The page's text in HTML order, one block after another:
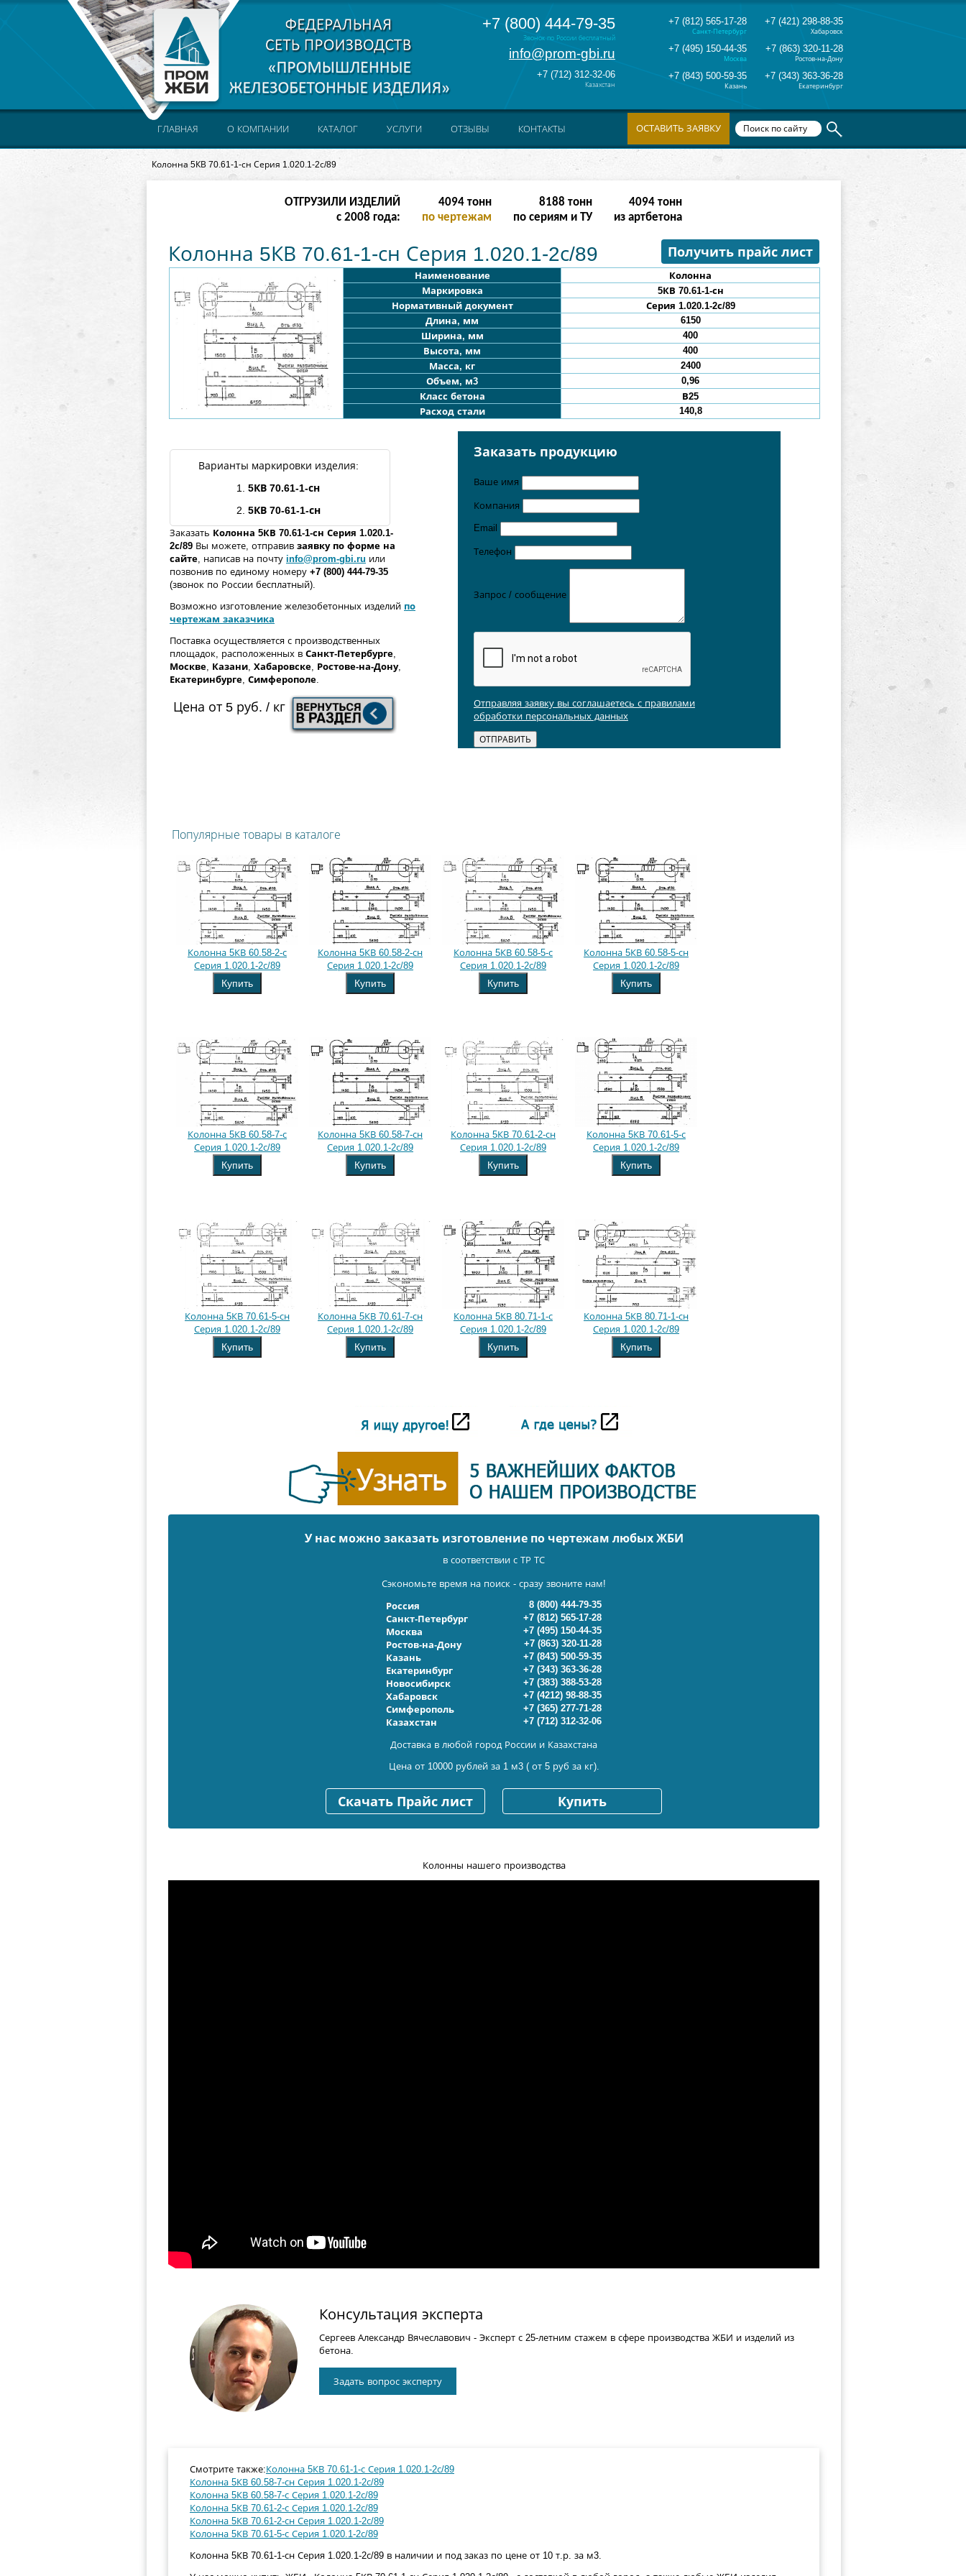
+7 (800) 444-79-35
Звонок по России бесплатный
info@prom-gbi.ru
+7 (712) 312-32-06
Казахстан
+7 (812) 565-17-28
Санкт-Петербург
+7 (421) 298-88-35
Хабаровск
+7 (495) 150-44-35
Москва
+7 (863) 320-11-28
Ростов-на-Дону
+7 (843) 500-59-35
Казань
+7 (343) 363-36-28
Екатеринбург
Колонна 5КВ 70.61-1-сн Серия 1.020.1-2с/89
ГЛАВНАЯ О КОМПАНИИ КАТАЛОГ УСЛУГИ ОТЗЫВЫ КОНТАКТЫ ОСТАВИТЬ ЗАЯВКУ
ОТГРУЗИЛИ ИЗДЕЛИЙ
с 2008 года:
16382тонн
по чертежам
32764 тонн
по сериям и ТУ
16382тонн
из артбетона
Получить прайс лист
Колонна 5КВ 70.61-1-сн Серия 1.020.1-2с/89
Наименование
Колонна
Маркировка
5КВ 70.61-1-сн
Нормативный документ
Серия 1.020.1-2с/89
Длина, мм
6150
Ширина, мм
400
Высота, мм
400
Масса, кг
2400
Объем, м3
0,96
Класс бетона
В25
Расход стали
140,8
Варианты маркировки изделия:
1. 5КВ 70.61-1-сн
2. 5КВ 70-61-1-сн
Заказать Колонна 5КВ 70.61-1-сн Серия 1.020.1-
2с/89 Вы можете, отправив заявку по форме на
сайте, написав на почту info@prom-gbi.ru или
позвонив по единому номеру +7 (800) 444-79-35
(звонок по России бесплатный).
Возможно изготовление железобетонных изделий по
чертежам заказчика
Поставка осуществляется с производственных
площадок, расположенных в Санкт-Петербурге,
Москве, Казани, Хабаровске, Ростове-на-Дону,
Екатеринбурге, Симферополе.
Цена от 5 руб. / кг
Заказать продукцию
Ваше имя
Компания
Email
Телефон
Запрос / сообщение
Отправляя заявку вы соглашаетесь с правилами
обработки персональных данных
Популярные товары в каталоге
Колонна 5КВ 60.58-2-с
Серия 1.020.1-2с/89
Купить
Колонна 5КВ 60.58-2-сн
Серия 1.020.1-2с/89
Купить
Колонна 5КВ 60.58-5-с
Серия 1.020.1-2с/89
Купить
Колонна 5КВ 60.58-5-сн
Серия 1.020.1-2с/89
Купить
Колонна 5КВ 60.58-7-с
Серия 1.020.1-2с/89
Купить
Колонна 5КВ 60.58-7-сн
Серия 1.020.1-2с/89
Купить
Колонна 5КВ 70.61-2-сн
Серия 1.020.1-2с/89
Купить
Колонна 5КВ 70.61-5-с
Серия 1.020.1-2с/89
Купить
Колонна 5КВ 70.61-5-сн
Серия 1.020.1-2с/89
Купить
Колонна 5КВ 70.61-7-сн
Серия 1.020.1-2с/89
Купить
Колонна 5КВ 80.71-1-с
Серия 1.020.1-2с/89
Купить
Колонна 5КВ 80.71-1-сн
Серия 1.020.1-2с/89
Купить
У нас можно заказать изготовление по чертежам любых ЖБИ
в соответствии с ТР ТС
Сэкономьте время на поиск - сразу звоните нам!
Россия
8 (800) 444-79-35
Санкт-Петербург
+7 (812) 565-17-28
Москва
+7 (495) 150-44-35
Ростов-на-Дону
+7 (863) 320-11-28
Казань
+7 (843) 500-59-35
Екатеринбург
+7 (343) 363-36-28
Новосибирск
+7 (383) 388-53-28
Хабаровск
+7 (4212) 98-88-35
Симферополь
+7 (365) 277-71-28
Казахстан
+7 (712) 312-32-06
Доставка в любой город России и Казахстана
Цена от 10000 рублей за 1 м3 ( от 5 руб за кг).
Скачать Прайс лист Купить
Колонны нашего производства
Консультация эксперта
Сергеев Александр Вячеславович - Эксперт с 25-летним стажем в сфере производства ЖБИ и изделий из
бетона.
Задать вопрос эксперту
Смотрите также:Колонна 5КВ 70.61-1-с Серия 1.020.1-2с/89
Колонна 5КВ 60.58-7-сн Серия 1.020.1-2с/89
Колонна 5КВ 60.58-7-с Серия 1.020.1-2с/89
Колонна 5КВ 70.61-2-с Серия 1.020.1-2с/89
Колонна 5КВ 70.61-2-сн Серия 1.020.1-2с/89
Колонна 5КВ 70.61-5-с Серия 1.020.1-2с/89
Колонна 5КВ 70.61-1-сн Серия 1.020.1-2с/89 в наличии и под заказ по цене от 10 т.р. за м3.